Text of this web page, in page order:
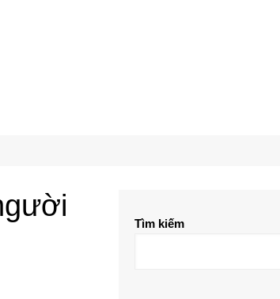
Tìm kiếm